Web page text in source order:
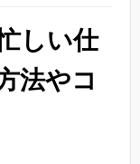
しい仕
法やコ